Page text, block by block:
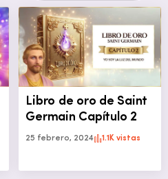
Libro de oro de Saint
Germain Capítulo 2
25 febrero, 2024 1.1K vistas